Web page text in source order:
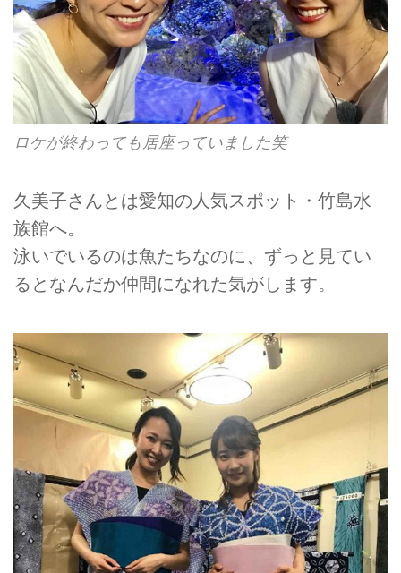
ロケが終わっても居座っていました笑
久美子さんとは愛知の人気スポット・竹島水
族館へ。
泳いでいるのは魚たちなのに、ずっと見てい
るとなんだか仲間になれた気がします。